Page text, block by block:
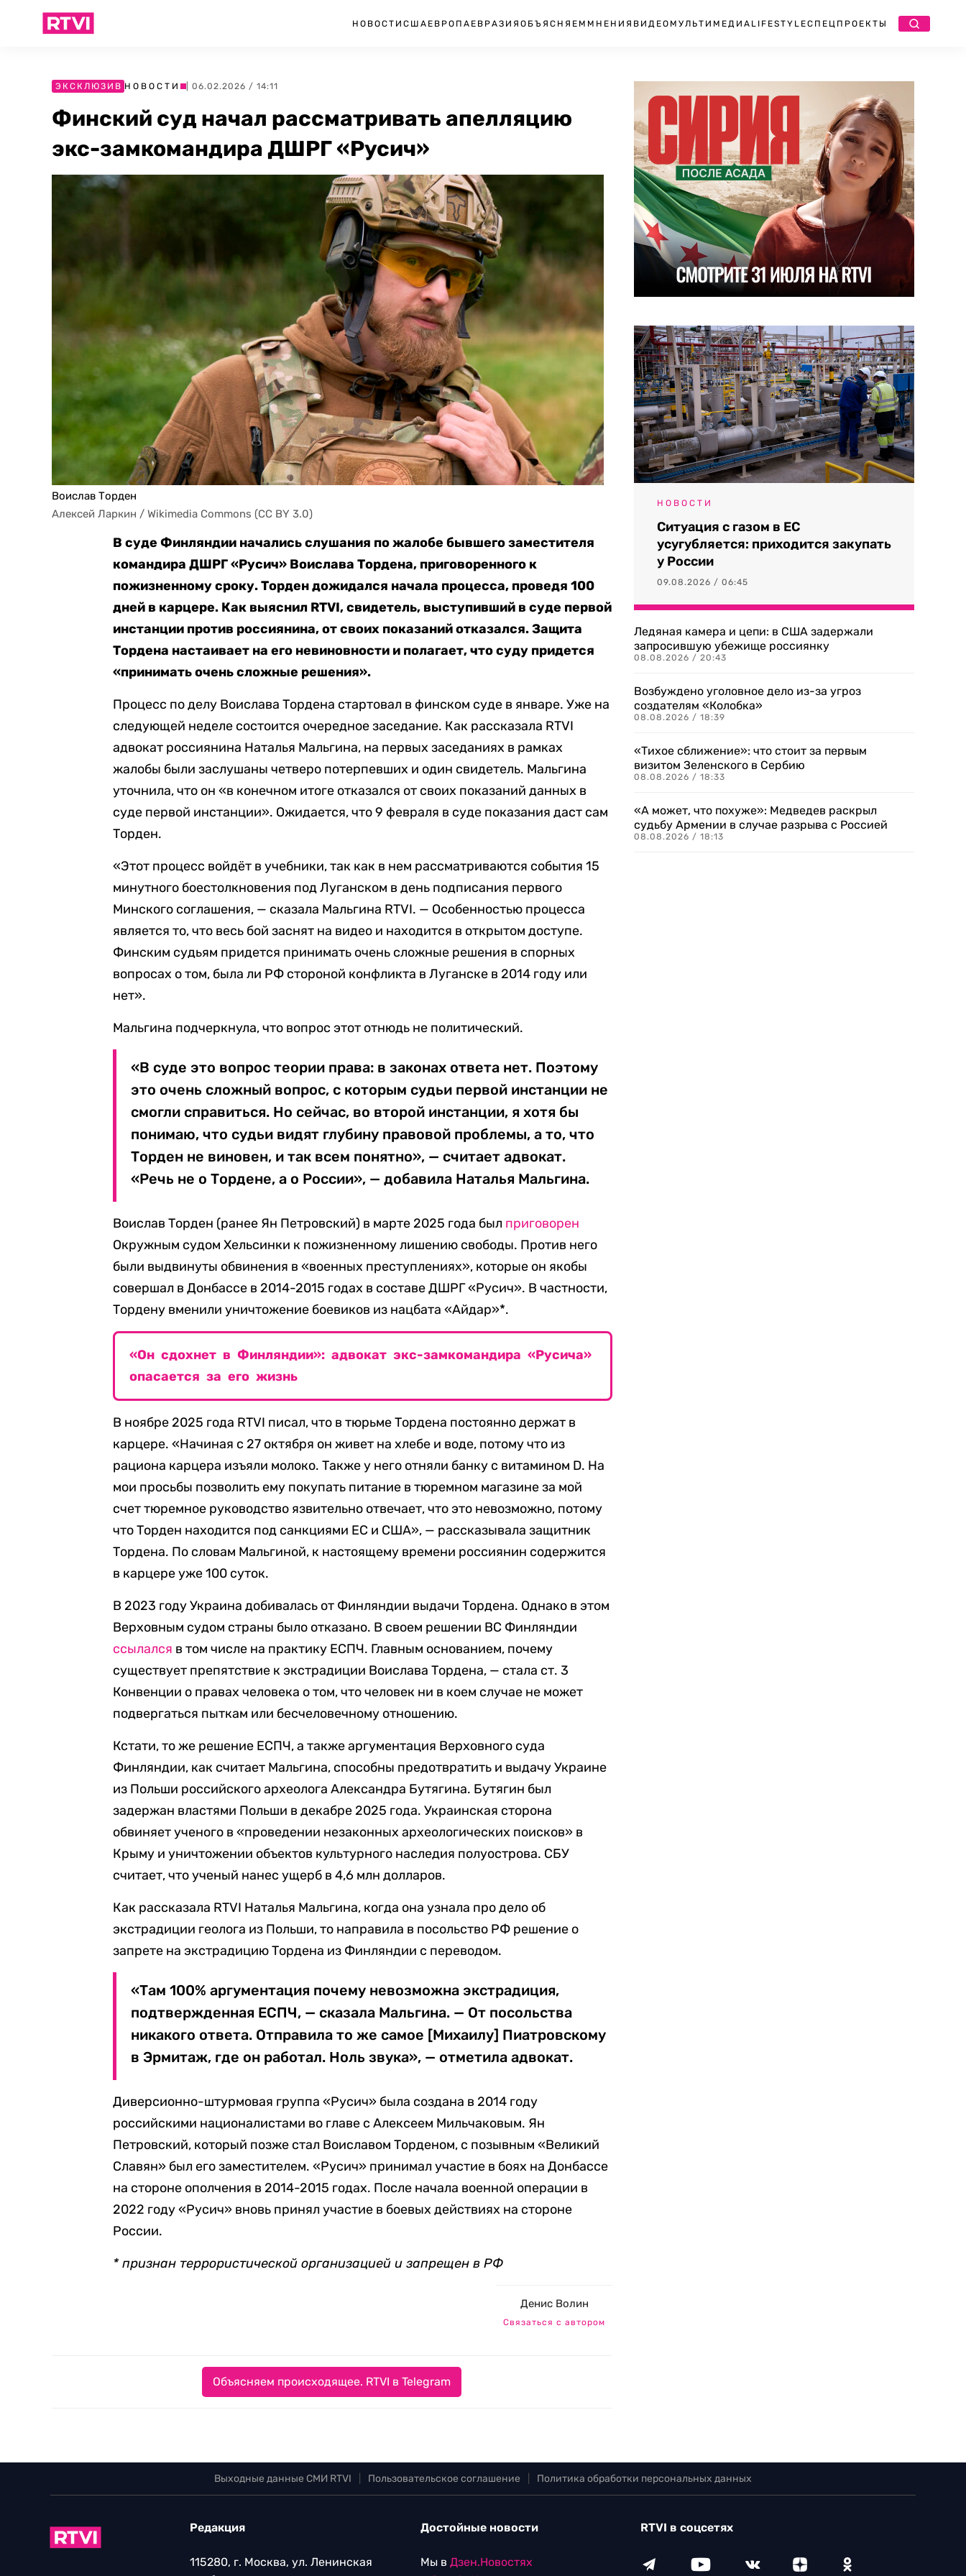
НОВОСТИ США ЕВРОПА ЕВРАЗИЯ ОБЪЯСНЯЕМ МНЕНИЯ ВИДЕО МУЛЬТИМЕДИА LIFESTYLEСПЕЦПРОЕКТЫ
ЭКСКЛЮЗИВ НОВОСТИ | 06.02.2026 / 14:11
Финский суд начал рассматривать апелляцию
экс-замкомандира ДШРГ «Русич»
Воислав Торден
Алексей Ларкин / Wikimedia Commons (CC BY 3.0)
В суде Финляндии начались слушания по жалобе бывшего заместителя
командира ДШРГ «Русич» Воислава Тордена, приговоренного к
пожизненному сроку. Торден дожидался начала процесса, проведя 100
дней в карцере. Как выяснил RTVI, свидетель, выступивший в суде первой
инстанции против россиянина, от своих показаний отказался. Защита
Тордена настаивает на его невиновности и полагает, что суду придется
«принимать очень сложные решения».
Процесс по делу Воислава Тордена стартовал в финском суде в январе. Уже на
следующей неделе состоится очередное заседание. Как рассказала RTVI
адвокат россиянина Наталья Мальгина, на первых заседаниях в рамках
жалобы были заслушаны четверо потерпевших и один свидетель. Мальгина
уточнила, что он «в конечном итоге отказался от своих показаний данных в
суде первой инстанции». Ожидается, что 9 февраля в суде показания даст сам
Торден.
«Этот процесс войдёт в учебники, так как в нем рассматриваются события 15
минутного боестолкновения под Луганском в день подписания первого
Минского соглашения, — сказала Мальгина RTVI. — Особенностью процесса
является то, что весь бой заснят на видео и находится в открытом доступе.
Финским судьям придется принимать очень сложные решения в спорных
вопросах о том, была ли РФ стороной конфликта в Луганске в 2014 году или
нет».
Мальгина подчеркнула, что вопрос этот отнюдь не политический.
«В суде это вопрос теории права: в законах ответа нет. Поэтому
это очень сложный вопрос, с которым судьи первой инстанции не
смогли справиться. Но сейчас, во второй инстанции, я хотя бы
понимаю, что судьи видят глубину правовой проблемы, а то, что
Торден не виновен, и так всем понятно», — считает адвокат.
«Речь не о Тордене, а о России», — добавила Наталья Мальгина.
Воислав Торден (ранее Ян Петровский) в марте 2025 года был приговорен
Окружным судом Хельсинки к пожизненному лишению свободы. Против него
были выдвинуты обвинения в «военных преступлениях», которые он якобы
совершал в Донбассе в 2014-2015 годах в составе ДШРГ «Русич». В частности,
Тордену вменили уничтожение боевиков из нацбата «Айдар»*.
«Он сдохнет в Финляндии»: адвокат экс-замкомандира «Русича»
опасается за его жизнь
В ноябре 2025 года RTVI писал, что в тюрьме Тордена постоянно держат в
карцере. «Начиная с 27 октября он живет на хлебе и воде, потому что из
рациона карцера изъяли молоко. Также у него отняли банку с витамином D. На
мои просьбы позволить ему покупать питание в тюремном магазине за мой
счет тюремное руководство язвительно отвечает, что это невозможно, потому
что Торден находится под санкциями ЕС и США», — рассказывала защитник
Тордена. По словам Мальгиной, к настоящему времени россиянин содержится
в карцере уже 100 суток.
В 2023 году Украина добивалась от Финляндии выдачи Тордена. Однако в этом
Верховным судом страны было отказано. В своем решении ВС Финляндии
ссылался в том числе на практику ЕСПЧ. Главным основанием, почему
существует препятствие к экстрадиции Воислава Тордена, — стала ст. 3
Конвенции о правах человека о том, что человек ни в коем случае не может
подвергаться пыткам или бесчеловечному отношению.
Кстати, то же решение ЕСПЧ, а также аргументация Верховного суда
Финляндии, как считает Мальгина, способны предотвратить и выдачу Украине
из Польши российского археолога Александра Бутягина. Бутягин был
задержан властями Польши в декабре 2025 года. Украинская сторона
обвиняет ученого в «проведении незаконных археологических поисков» в
Крыму и уничтожении объектов культурного наследия полуострова. СБУ
считает, что ученый нанес ущерб в 4,6 млн долларов.
Как рассказала RTVI Наталья Мальгина, когда она узнала про дело об
экстрадиции геолога из Польши, то направила в посольство РФ решение о
запрете на экстрадицию Тордена из Финляндии с переводом.
«Там 100% аргументация почему невозможна экстрадиция,
подтвержденная ЕСПЧ, — сказала Мальгина. — От посольства
никакого ответа. Отправила то же самое [Михаилу] Пиатровскому
в Эрмитаж, где он работал. Ноль звука», — отметила адвокат.
Диверсионно-штурмовая группа «Русич» была создана в 2014 году
российскими националистами во главе с Алексеем Мильчаковым. Ян
Петровский, который позже стал Воиславом Торденом, с позывным «Великий
Славян» был его заместителем. «Русич» принимал участие в боях на Донбассе
на стороне ополчения в 2014-2015 годах. После начала военной операции в
2022 году «Русич» вновь принял участие в боевых действиях на стороне
России.
* признан террористической организацией и запрещен в РФ
Денис Волин
Связаться с автором
Объясняем происходящее. RTVI в Telegram
НОВОСТИ
Ситуация с газом в ЕС
усугубляется: приходится закупать
у России
09.08.2026 / 06:45
Ледяная камера и цепи: в США задержали
запросившую убежище россиянку
08.08.2026 / 20:43
Возбуждено уголовное дело из-за угроз
создателям «Колобка»
08.08.2026 / 18:39
«Тихое сближение»: что стоит за первым
визитом Зеленского в Сербию
08.08.2026 / 18:33
«А может, что похуже»: Медведев раскрыл
судьбу Армении в случае разрыва с Россией
08.08.2026 / 18:13
Выходные данные СМИ RTVI Пользовательское соглашение Политика обработки персональных данных
Редакция
115280, г. Москва, ул. Ленинская
Достойные новости
Мы в Дзен.Новостях
RTVI в соцсетях